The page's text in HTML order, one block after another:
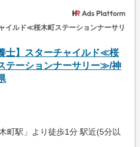
イルド≪桜木町ステーションナーサリ
士】スターチャイルド≪桜
テーションナーサリー≫/神
町駅」より徒歩1分 駅近(5分以